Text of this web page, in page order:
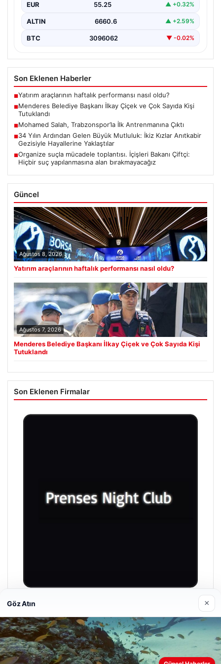
EUR 55.25 ▲ +0.32%
ALTIN 6660.6 ▲ +2.59%
BTC 3096062 ▼ -0.02%
Son Eklenen Haberler
■Yatırım araçlarının haftalık performansı nasıl oldu?
■Menderes Belediye Başkanı İlkay Çiçek ve Çok Sayıda Kişi
Tutuklandı
■Mohamed Salah, Trabzonspor’la İlk Antrenmanına Çıktı
■34 Yılın Ardından Gelen Büyük Mutluluk: İkiz Kızlar Anıtkabir
Gezisiyle Hayallerine Yaklaştılar
■Organize suçla mücadele toplantısı. İçişleri Bakanı Çiftçi:
Hiçbir suç yapılanmasına alan bırakmayacağız
Güncel
Ağustos 8, 2026
Yatırım araçlarının haftalık performansı nasıl oldu?
Ağustos 7, 2026
Menderes Belediye Başkanı İlkay Çiçek ve Çok Sayıda Kişi
Tutuklandı
Son Eklenen Firmalar
Prenses Night Club
Nisan 29, 2026
Web sitemizi nasıl kullandığınızı daha iyi anlayabilmek,
Göz Atın ×